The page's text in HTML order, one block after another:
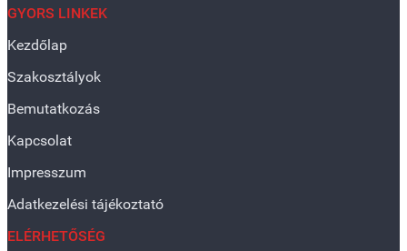
GYORS LINKEK
Kezdőlap
Szakosztályok
Bemutatkozás
Kapcsolat
Impresszum
Adatkezelési tájékoztató
ELÉRHETŐSÉG